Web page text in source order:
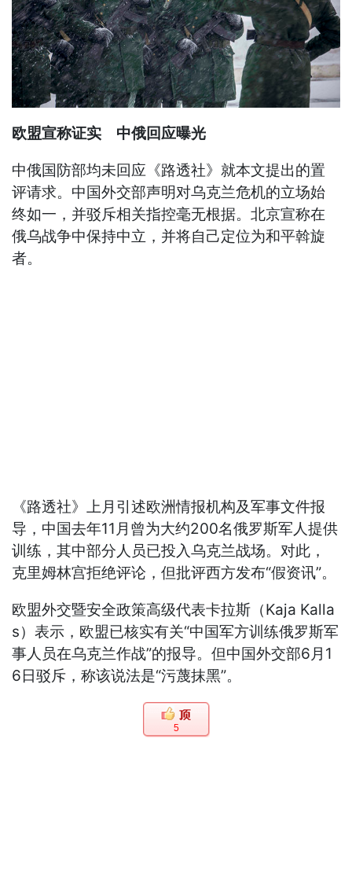
欧盟宣称证实 中俄回应曝光
中俄国防部均未回应《路透社》就本文提出的置
评请求。中国外交部声明对乌克兰危机的立场始
终如一，并驳斥相关指控毫无根据。北京宣称在
俄乌战争中保持中立，并将自己定位为和平斡旋
者。
《路透社》上月引述欧洲情报机构及军事文件报
导，中国去年11月曾为大约200名俄罗斯军人提供
训练，其中部分人员已投入乌克兰战场。对此，
克里姆林宫拒绝评论，但批评西方发布“假资讯”。
欧盟外交暨安全政策高级代表卡拉斯（Kaja Kalla
s）表示，欧盟已核实有关“中国军方训练俄罗斯军
事人员在乌克兰作战”的报导。但中国外交部6月1
6日驳斥，称该说法是“污蔑抹黑”。
5